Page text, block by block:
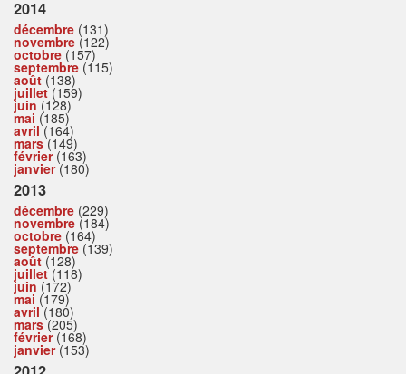
2014
décembre (131)
novembre (122)
octobre (157)
septembre (115)
août (138)
juillet(159)
juin (128)
mai (185)
avril(164)
mars(149)
février(163)
janvier(180)
2013
décembre (229)
novembre (184)
octobre (164)
septembre (139)
août (128)
juillet(118)
juin (172)
mai (179)
avril(180)
mars(205)
février(168)
janvier(153)